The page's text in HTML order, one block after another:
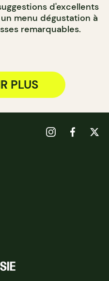
d'excellents
menu dégustation à
remarquables.
PLUS